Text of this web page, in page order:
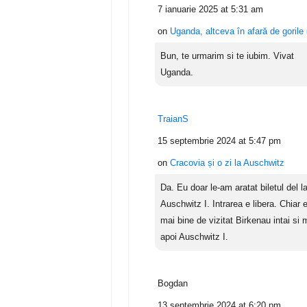
7 ianuarie 2025 at 5:31 am
on Uganda, altceva în afară de gorile
Bun, te urmarim si te iubim. Vivat
Uganda.
TraianS
15 septembrie 2024 at 5:47 pm
onCracovia și o zi la Auschwitz
Da. Eu doar le-am aratat biletul del
Auschwitz I. Intrarea e libera. Chiar e
mai bine de vizitat Birkenau intai si
apoi Auschwitz I.
Bogdan